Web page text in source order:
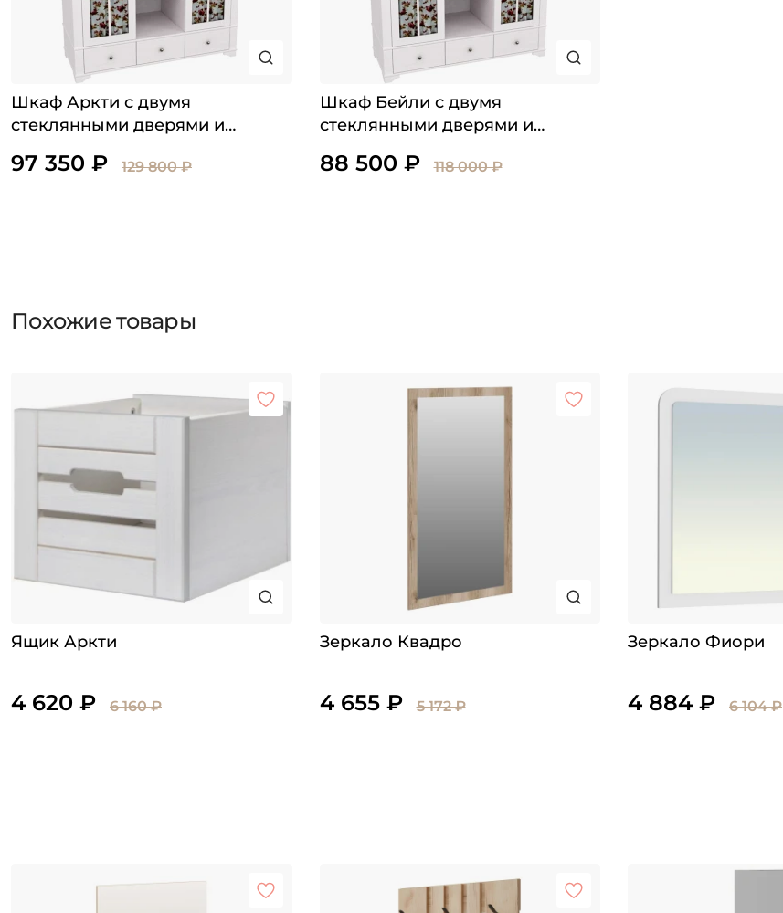
Шкаф Аркти с двумя
стеклянными дверями и
97 350 ₽ 129 800 ₽
Шкаф Бейли с двумя
стеклянными дверями и
88 500 ₽ 118 000 ₽
Похожие товары
Ящик Аркти
4 620 ₽ 6 160 ₽
Зеркало Квадро
4 655 ₽ 5 172 ₽
Зеркало Фиори
4 884 ₽ 6 104 ₽